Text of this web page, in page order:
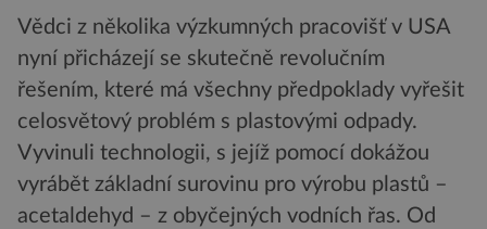
Vědci z několika výzkumných pracovišť v USA
nyní přicházejí se skutečně revolučním
řešením, které má všechny předpoklady vyřešit
celosvětový problém s plastovými odpady.
Vyvinuli technologii, s jejíž pomocí dokážou
vyrábět základní surovinu pro výrobu plastů –
acetaldehyd – z obyčejných vodních řas. Od